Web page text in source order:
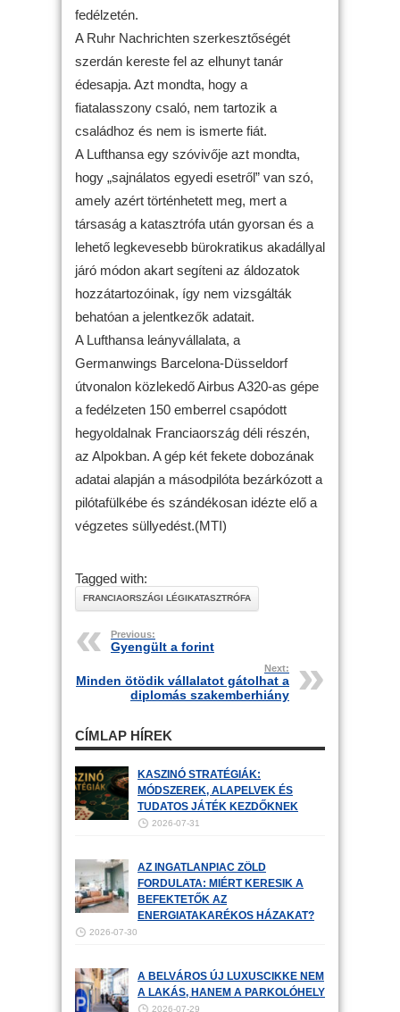
fedélzetén.
A Ruhr Nachrichten szerkesztőségét
szerdán kereste fel az elhunyt tanár
édesapja. Azt mondta, hogy a
fiatalasszony csaló, nem tartozik a
családhoz és nem is ismerte fiát.
A Lufthansa egy szóvivője azt mondta,
hogy „sajnálatos egyedi esetről” van szó,
amely azért történhetett meg, mert a
társaság a katasztrófa után gyorsan és a
lehető legkevesebb bürokratikus akadállyal
járó módon akart segíteni az áldozatok
hozzátartozóinak, így nem vizsgálták
behatóan a jelentkezők adatait.
A Lufthansa leányvállalata, a
Germanwings Barcelona-Düsseldorf
útvonalon közlekedő Airbus A320-as gépe
a fedélzeten 150 emberrel csapódott
hegyoldalnak Franciaország déli részén,
az Alpokban. A gép két fekete dobozának
adatai alapján a másodpilóta bezárkózott a
pilótafülkébe és szándékosan idézte elő a
végzetes süllyedést.(MTI)
Tagged with:
FRANCIAORSZÁGI LÉGIKATASZTRÓFA
Previous:
Gyengült a forint
Next:
Minden ötödik vállalatot gátolhat a
diplomás szakemberhiány
CÍMLAP HÍREK
KASZINÓ STRATÉGIÁK:
MÓDSZEREK, ALAPELVEK ÉS
TUDATOS JÁTÉK KEZDŐKNEK
2026-07-31
AZ INGATLANPIAC ZÖLD
FORDULATA: MIÉRT KERESIK A
BEFEKTETŐK AZ
ENERGIATAKARÉKOS HÁZAKAT?
2026-07-30
A BELVÁROS ÚJ LUXUSCIKKE NEM
A LAKÁS, HANEM A PARKOLÓHELY
2026-07-29